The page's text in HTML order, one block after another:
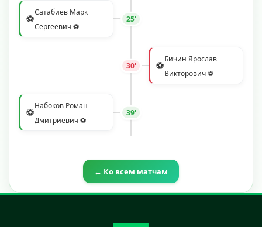
⚽Сатабиев Марк
Сергеевич ⚽
25'
⚽Бичин Ярослав
Викторович ⚽
30'
⚽Набоков Роман
Дмитриевич ⚽
39'
← Ко всем матчам